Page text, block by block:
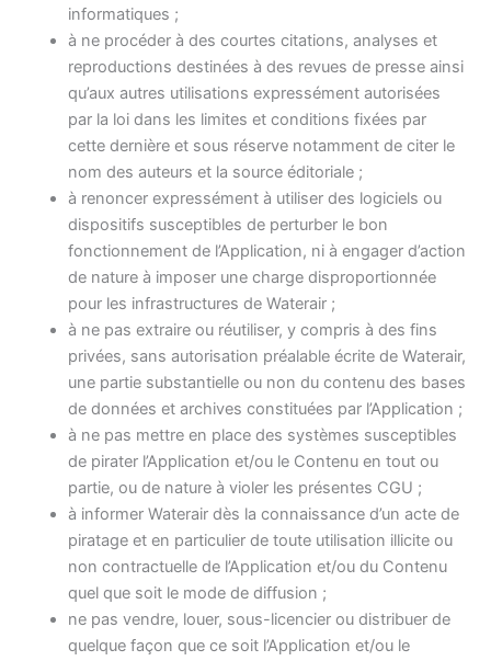
informatiques ;
à ne procéder à des courtes citations, analyses et
reproductions destinées à des revues de presse ainsi
qu’aux autres utilisations expressément autorisées
par la loi dans les limites et conditions fixées par
cette dernière et sous réserve notamment de citer le
nom des auteurs et la source éditoriale ;
à renoncer expressément à utiliser des logiciels ou
dispositifs susceptibles de perturber le bon
fonctionnement de l’Application, ni à engager d’action
de nature à imposer une charge disproportionnée
pour les infrastructures de Waterair ;
à ne pas extraire ou réutiliser, y compris à des fins
privées, sans autorisation préalable écrite de Waterair,
une partie substantielle ou non du contenu des bases
de données et archives constituées par l’Application ;
à ne pas mettre en place des systèmes susceptibles
de pirater l’Application et/ou le Contenu en tout ou
partie, ou de nature à violer les présentes CGU ;
à informer Waterair dès la connaissance d’un acte de
piratage et en particulier de toute utilisation illicite ou
non contractuelle de l’Application et/ou du Contenu
quel que soit le mode de diffusion ;
ne pas vendre, louer, sous-licencier ou distribuer de
quelque façon que ce soit l’Application et/ou le